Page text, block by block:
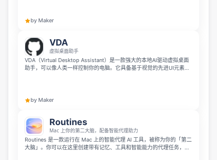
by Maker
VDA
虚拟桌面助手
VDA（Virtual Desktop Assistant）是一款强大的本地AI驱动虚拟桌面
助手，可以像人类一样控制你的电脑。它具备基于视觉的先进UI元素检
by Maker
Routines
Mac 上你的第二大脑，配备智能代理助力
Routines 是一款运行在 Mac 上的智能代理 AI 工具，被称为你的「第二
大脑」。你可以在这里创建带有记忆、工具和智能能力的代理任务，按